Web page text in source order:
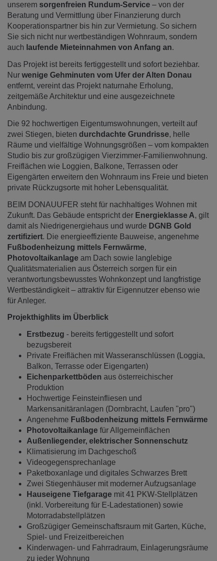
unserem sorgenfreien Rundum-Service – von der
Beratung und Vermittlung über Finanzierung durch
Kooperationspartner bis hin zur Vermietung. So sichern
Sie sich nicht nur wertbeständigen Wohnraum, sondern
auch laufende Mieteinnahmen von Anfang an.
Das Projekt ist bereits fertiggestellt und sofort beziehbar.
Nur wenige Gehminuten vom Ufer der Alten Donau
entfernt, vereint das Projekt naturnahe Erholung,
zeitgemäße Architektur und eine ausgezeichnete
Anbindung.
Die 92 hochwertigen Eigentumswohnungen, verteilt auf
zwei Stiegen, bieten durchdachte Grundrisse, helle
Räume und vielfältige Wohnungsgrößen – vom kompakten
Studio bis zur großzügigen Vierzimmer-Familienwohnung.
Freiflächen wie Loggien, Balkone, Terrassen oder
Eigengärten erweitern den Wohnraum ins Freie und bieten
private Rückzugsorte mit hoher Lebensqualität.
BEIM DONAUUFER steht für nachhaltiges Wohnen mit
Zukunft. Das Gebäude entspricht der Energieklasse A, gilt
damit als Niedrigenergiehaus und wurde DGNB Gold
zertifiziert. Die energieeffiziente Bauweise, angenehme
Fußbodenheizung mittels Fernwärme,
Photovoltaikanlage am Dach sowie langlebige
Qualitätsmaterialien aus Österreich sorgen für ein
verantwortungsbewusstes Wohnkonzept und langfristige
Wertbeständigkeit – attraktiv für Eigennutzer ebenso wie
für Anleger.
Projekthighlits im Überblick
Erstbezug - bereits fertiggestellt und sofort
bezugsbereit
Private Freiflächen mit Wasseranschlüssen (Loggia,
Balkon, Terrasse oder Eigengarten)
Eichenparkettböden aus österreichischer
Produktion
Hochwertige Feinsteinfliesen und
Markensanitäranlagen (Dornbracht, Laufen "pro")
Angenehme Fußbodenheizung mittels Fernwärme
Photovoltaikanlage für Allgemeinflächen
Außenliegender, elektrischer Sonnenschutz
Klimatisierung im Dachgeschoß
Videogegensprechanlage
Paketboxanlage und digitales Schwarzes Brett
Zwei Stiegenhäuser mit moderner Aufzugsanlage
Hauseigene Tiefgarage mit 41 PKW-Stellplätzen
(inkl. Vorbereitung für E-Ladestationen) sowie
Motorradabstellplätzen
Großzügiger Gemeinschaftsraum mit Garten, Küche,
Spiel- und Freizeitbereichen
Kinderwagen- und Fahrradraum, Einlagerungsräume
zu jeder Wohnung